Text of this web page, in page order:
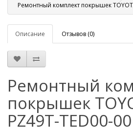
Ремонтный комплект покрышек
Описание Отзывов (0)
Ремонтный
покрышек
PZ49T-TED00-00